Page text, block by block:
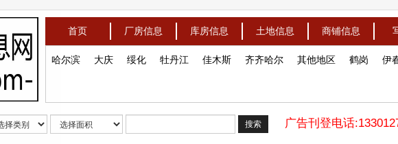
首页 厂房信息 库房信息 土地信息 商铺信息
哈尔滨 大庆 绥化 牡丹江 佳木斯 齐齐哈尔 其他地区 鹤岗 伊
搜索 广告刊登电话